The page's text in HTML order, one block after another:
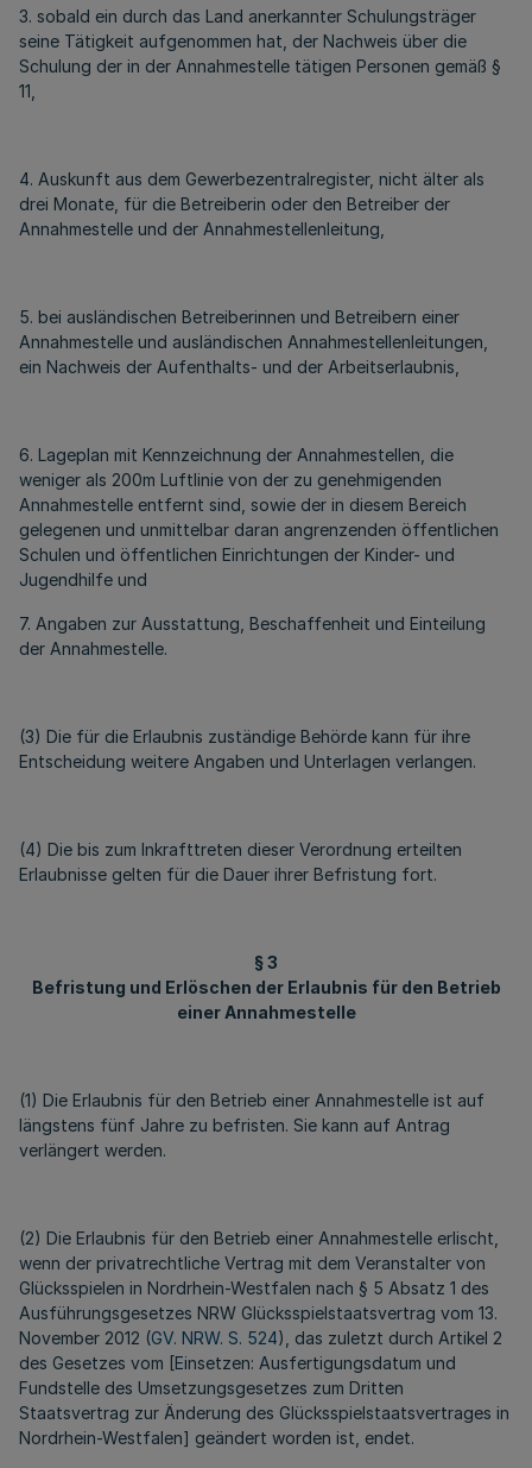
3. sobald ein durch das Land anerkannter Schulungsträger
seine Tätigkeit aufgenommen hat, der Nachweis über die
Schulung der in der Annahmestelle tätigen Personen gemäß §
11,
4. Auskunft aus dem Gewerbezentralregister, nicht älter als
drei Monate, für die Betreiberin oder den Betreiber der
Annahmestelle und der Annahmestellenleitung,
5. bei ausländischen Betreiberinnen und Betreibern einer
Annahmestelle und ausländischen Annahmestellenleitungen,
ein Nachweis der Aufenthalts- und der Arbeitserlaubnis,
6. Lageplan mit Kennzeichnung der Annahmestellen, die
weniger als 200m Luftlinie von der zu genehmigenden
Annahmestelle entfernt sind, sowie der in diesem Bereich
gelegenen und unmittelbar daran angrenzenden öffentlichen
Schulen und öffentlichen Einrichtungen der Kinder- und
Jugendhilfe und
7. Angaben zur Ausstattung, Beschaffenheit und Einteilung
der Annahmestelle.
(3) Die für die Erlaubnis zuständige Behörde kann für ihre
Entscheidung weitere Angaben und Unterlagen verlangen.
(4) Die bis zum Inkrafttreten dieser Verordnung erteilten
Erlaubnisse gelten für die Dauer ihrer Befristung fort.
§ 3
Befristung und Erlöschen der Erlaubnis für den Betrieb
einer Annahmestelle
(1) Die Erlaubnis für den Betrieb einer Annahmestelle ist auf
längstens fünf Jahre zu befristen. Sie kann auf Antrag
verlängert werden.
(2) Die Erlaubnis für den Betrieb einer Annahmestelle erlischt,
wenn der privatrechtliche Vertrag mit dem Veranstalter von
Glücksspielen in Nordrhein-Westfalen nach § 5 Absatz 1 des
Ausführungsgesetzes NRW Glücksspielstaatsvertrag vom 13.
November 2012 (GV. NRW. S. 524), das zuletzt durch Artikel 2
des Gesetzes vom [Einsetzen: Ausfertigungsdatum und
Fundstelle des Umsetzungsgesetzes zum Dritten
Staatsvertrag zur Änderung des Glücksspielstaatsvertrages in
Nordrhein-Westfalen] geändert worden ist, endet.